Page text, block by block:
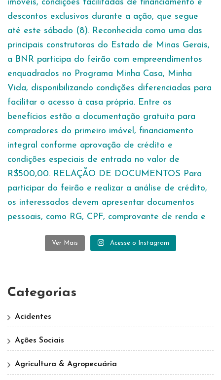
Ver Mais Acesse o Instagram
Categorias
Acidentes
Ações Sociais
Agricultura & Agropecuária